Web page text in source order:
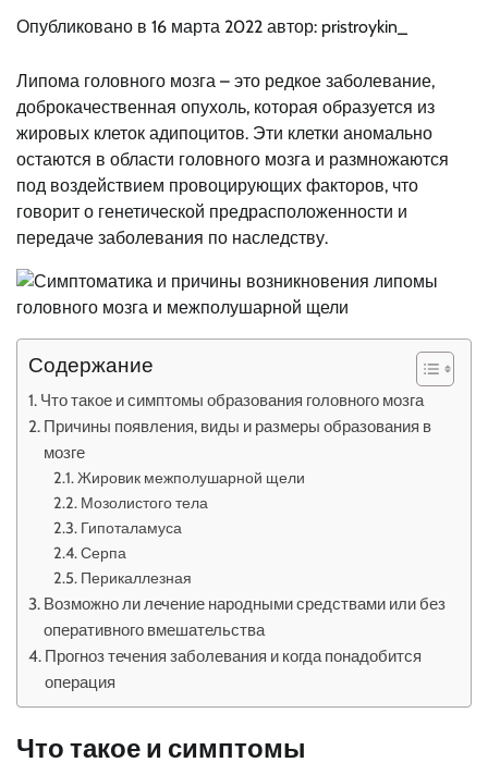
Опубликовано в 16 марта 2022 автор: pristroykin_
Липома головного мозга – это редкое заболевание,
доброкачественная опухоль, которая образуется из
жировых клеток адипоцитов. Эти клетки аномально
остаются в области головного мозга и размножаются
под воздействием провоцирующих факторов, что
говорит о генетической предрасположенности и
передаче заболевания по наследству.
Содержание
Что такое и симптомы образования головного мозга
Причины появления, виды и размеры образования в
мозге
Жировик межполушарной щели
Мозолистого тела
Гипоталамуса
Серпа
Перикаллезная
Возможно ли лечение народными средствами или без
оперативного вмешательства
Прогноз течения заболевания и когда понадобится
операция
Что такое и симптомы